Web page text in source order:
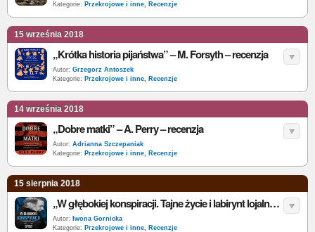
Kategorie: Przekrojowe i inne, Recenzje
15 września 2018
„Krótka historia pijaństwa” – M. Forsyth – recenzja
Autor: Grzegorz Antoszek
Kategorie: Przekrojowe i inne, Recenzje
14 września 2018
„Dobre matki” – A. Perry – recenzja
Autor: Adrianna Szczepaniak
Kategorie: Przekrojowe i inne, Recenzje
15 sierpnia 2018
„W głębokiej konspiracji. Tajne życie i labirynt lojalności szpiega KGB w Ameryce” – J. Barsky, C. Coloma – recenzja
Autor:
Iwona Gornicka
Kategorie: Przekrojowe i inne, Recenzje